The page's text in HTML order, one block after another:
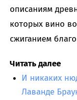
описаниям
которых вино
сжиганием
Читать далее
И никаких
Лаванде